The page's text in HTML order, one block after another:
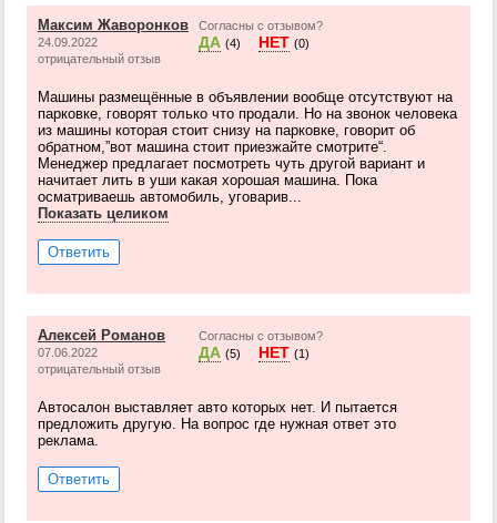
Максим Жаворонков
24.09.2022
отрицательный отзыв
Согласны с отзывом?
ДА (4) НЕТ (0)
Машины размещённые в объявлении вообще отсутствуют на
парковке, говорят только что продали. Но на звонок человека
из машины которая стоит снизу на парковке, говорит об
обратном,”вот машина стоит приезжайте смотрите“.
Менеджер предлагает посмотреть чуть другой вариант и
начитает лить в уши какая хорошая машина. Пока
осматриваешь автомобиль, уговарив...
Показать целиком
Ответить
Алексей Романов
07.06.2022
отрицательный отзыв
Согласны с отзывом?
ДА (5) НЕТ (1)
Автосалон выставляет авто которых нет. И пытается
предложить другую. На вопрос где нужная ответ это
реклама.
Ответить